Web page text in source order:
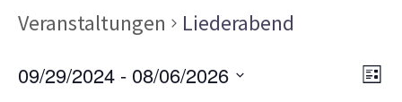
Veranstaltungen Liederabend
LISTE
09/29/2024 - 08/06/2026